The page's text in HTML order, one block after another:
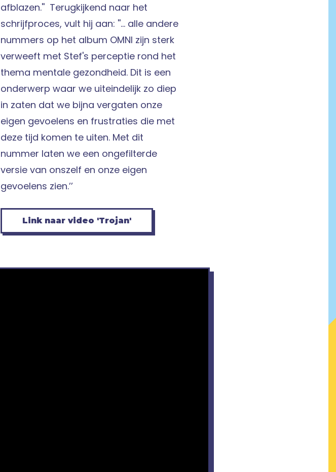
afblazen.'' Terugkijkend naar het
schrijfproces, vult hij aan: ''... alle andere
nummers op het album OMNI zijn sterk
verweeft met Stef's perceptie rond het
thema mentale gezondheid. Dit is een
onderwerp waar we uiteindelijk zo diep
in zaten dat we bijna vergaten onze
eigen gevoelens en frustraties die met
deze tijd komen te uiten. Met dit
nummer laten we een ongefilterde
versie van onszelf en onze eigen
gevoelens zien.’’
Link naar video 'Trojan'